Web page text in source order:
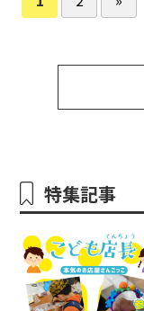
特集記事